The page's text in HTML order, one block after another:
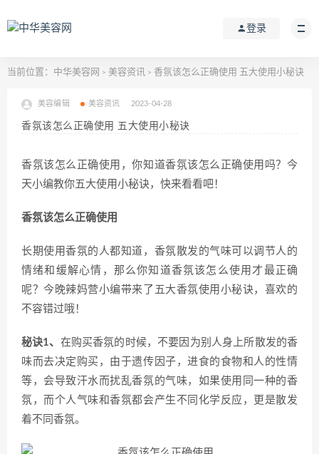
登录
当前位置： 中华美容网 > 美容资讯 > 香氛该怎么正确使用 五大使用小秘诀
美容编辑 美容资讯 2023-04-28
香氛该怎么正确使用 五大使用小秘诀
香氛该怎么正确使用，你知道香氛该怎么正确使用吗？今
天小编教你五大使用小秘诀，快来看看吧！
香氛该怎么正确使用
长期使用香氛的人都知道，香氛散发的气味可以调节人的
情绪和缓解心情，那么你知道香氛该怎么使用才最正确
呢？今晚辣妈营小编带来了五大香氛使用小秘诀，喜欢的
不容错过哦！
秘诀1、 在购买香氛的时候，不要因为别人身上所散发的香
味而去决定购买，由于遗传因子，进食的食物和人的性情
等，会导致汗水而扰乱香氛的气味，如果使用同一种的香
氛，而个人气味和香氛都会产生不同化学反应，更是散发
着不同香氛。